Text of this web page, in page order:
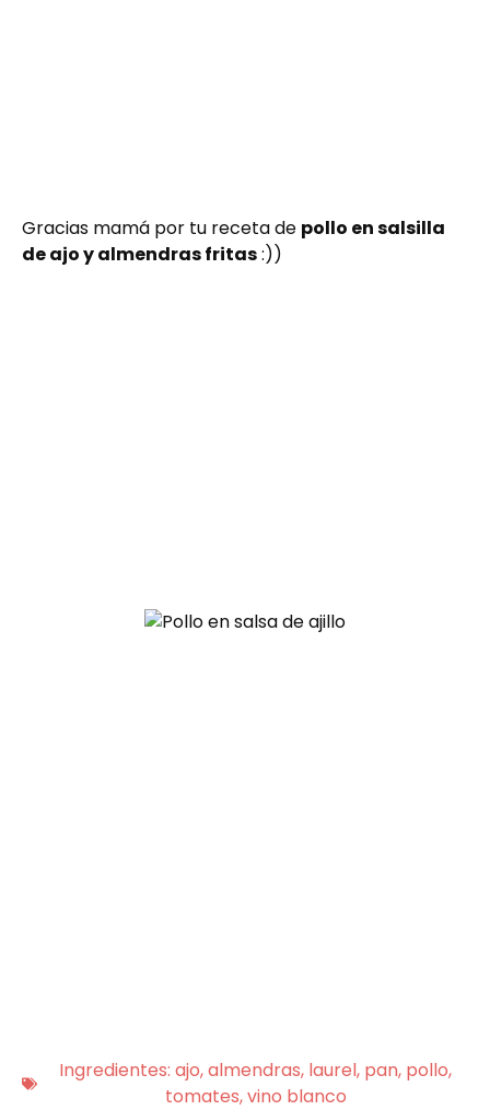
Gracias mamá por tu receta de pollo en salsilla
de ajo y almendras fritas:))
Ingredientes: ajo,almendras, laurel, pan, pollo,
tomates,vino blanco